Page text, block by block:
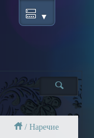
/ Наречие